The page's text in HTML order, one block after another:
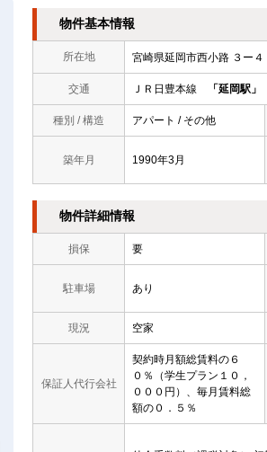
物件基本情報
所在地 宮崎県延岡市西小路 ３ー
交通 ＪＲ日豊本線 「延岡駅」
種別 / 構造 アパート / その他
築年月 1990年3月
物件詳細情報
損保 要
駐車場 あり
現況 空家
保証人代行会社
契約時月額総賃料の６
０％（学生プラン１０，
０００円）、毎月賃料総
額の０．５％